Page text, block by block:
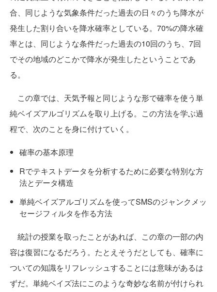
合、同じような気象条件だった過去の日々のうち降水が
発生した割り合いを降水確率としている。70%の降水確
率とは、同じような条件だった過去の10回のうち、7回
でその地域のどこかで降水が発生したということであ
る。
この章では、天気予報と同じような形で確率を使う単
純ベイズアルゴリズムを取り上げる。この方法を学ぶ過
程で、次のことを身に付けていく。
確率の基本原理
Rでテキストデータを分析するために必要な特別な方
法とデータ構造
単純ベイズアルゴリズムを使ってSMSのジャンクメッ
セージフィルタを作る方法
統計の授業を取ったことがあれば、この章の一部の内
容は復習になるだろう。たとえそうだとしても、確率に
ついての知識をリフレッシュすることには意味があるは
ずだ。単純ベイズ法にこのような奇妙な名前が付けられ